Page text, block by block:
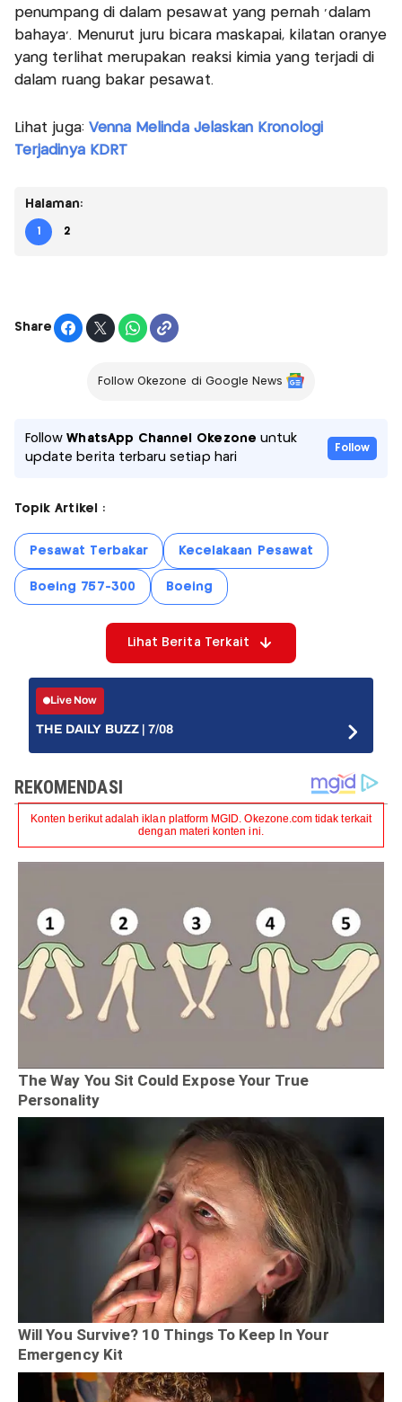
penumpang di dalam pesawat yang pernah 'dalam
bahaya'. Menurut juru bicara maskapai, kilatan oranye
yang terlihat merupakan reaksi kimia yang terjadi di
dalam ruang bakar pesawat.
Lihat juga: Venna Melinda Jelaskan Kronologi
Terjadinya KDRT
Halaman:
1 2
Share
Follow Okezone di Google News
FollowWhatsApp Channel Okezone untuk
update berita terbaru setiap hari
Follow
Topik Artikel :
Pesawat Terbakar Kecelakaan Pesawat
Boeing 757-300 Boeing
Lihat Berita Terkait
Live Now
THE DAILY BUZZ | 7/08